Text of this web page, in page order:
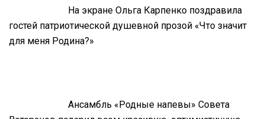
На экране Ольга Карпенко поздравила
гостей патриотической душевной прозой «Что значит
для меня Родина?»
Ансамбль «Родные напевы» Совета